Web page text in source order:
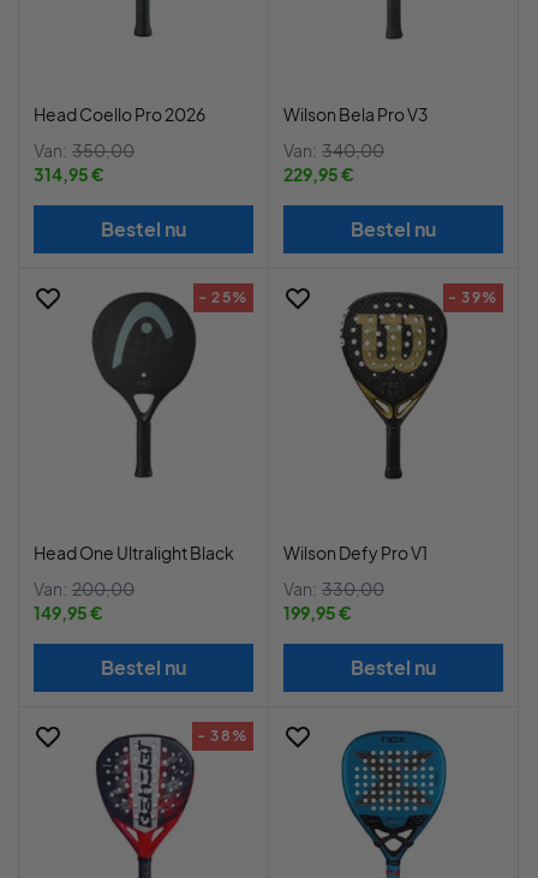
Head Coello Pro 2026
Van: 350,00
314,95 €
Bestel nu
Wilson Bela Pro V3
Van: 340,00
229,95 €
Bestel nu
- 25%
Head One Ultralight Black
Van: 200,00
149,95 €
Bestel nu
- 39%
Wilson Defy Pro V1
Van: 330,00
199,95 €
Bestel nu
- 38%